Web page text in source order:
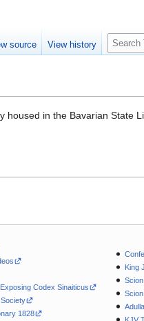
in the Bavarian State
Codex Sinaiticus
1828
King
source View history
S
e
c
h